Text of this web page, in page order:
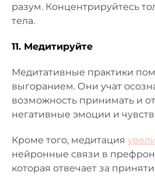
разум. Концентрируйтесь
тела.
11. Медитируйте
Медитативные практики
выгоранием. Они учат
возможность принимать и
негативные эмоции и
Кроме того, медитация
нейронные связи в
которая отвечает за